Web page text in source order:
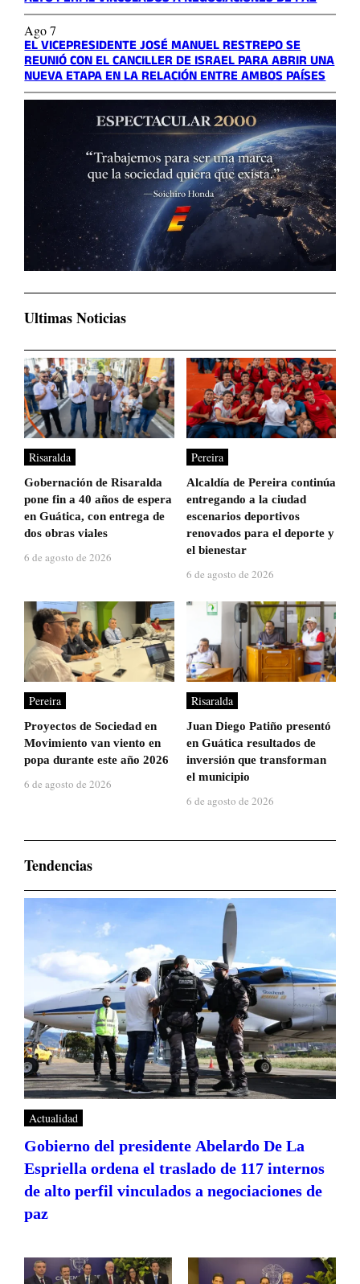
Ago 7
EL VICEPRESIDENTE JOSÉ MANUEL RESTREPO SE
REUNIÓ CON EL CANCILLER DE ISRAEL PARA ABRIR UNA
NUEVA ETAPA EN LA RELACIÓN ENTRE AMBOS PAÍSES
Ultimas Noticias
Risaralda
Gobernación de Risaralda
pone fin a 40 años de espera
en Guática, con entrega de
dos obras viales
6 de agosto de 2026
Pereira
Alcaldía de Pereira continúa
entregando a la ciudad
escenarios deportivos
renovados para el deporte y
el bienestar
6 de agosto de 2026
Pereira
Proyectos de Sociedad en
Movimiento van viento en
popa durante este año 2026
6 de agosto de 2026
Risaralda
Juan Diego Patiño presentó
en Guática resultados de
inversión que transforman
el municipio
6 de agosto de 2026
Tendencias
Actualidad
Gobierno del presidente Abelardo De La
Espriella ordena el traslado de 117 internos
de alto perfil vinculados a negociaciones de
paz